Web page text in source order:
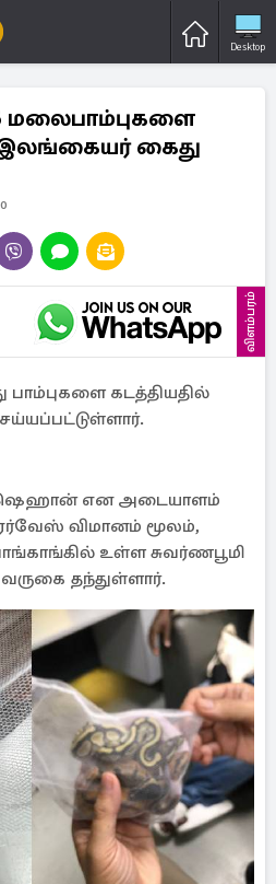
Desktop
மலைபாம்புகளை
கைது
விளம்பரம்
கடத்தியதில்
என அடையாளம்
விமானம் மூலம்,
உள்ள சுவர்ணபூமி
தந்துள்ளார்.